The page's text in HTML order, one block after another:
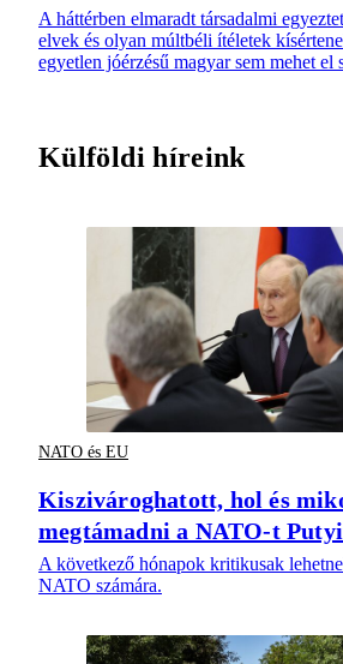
A háttérben elmaradt társadalmi
elvek és olyan múltbéli ítéletek
egyetlen jóérzésű magyar sem mehet el
Külföldi híreink
NATO és EU
Kiszivároghatott, hol és
megtámadni a NATO-t
A következő hónapok kritikusak
NATO számára.